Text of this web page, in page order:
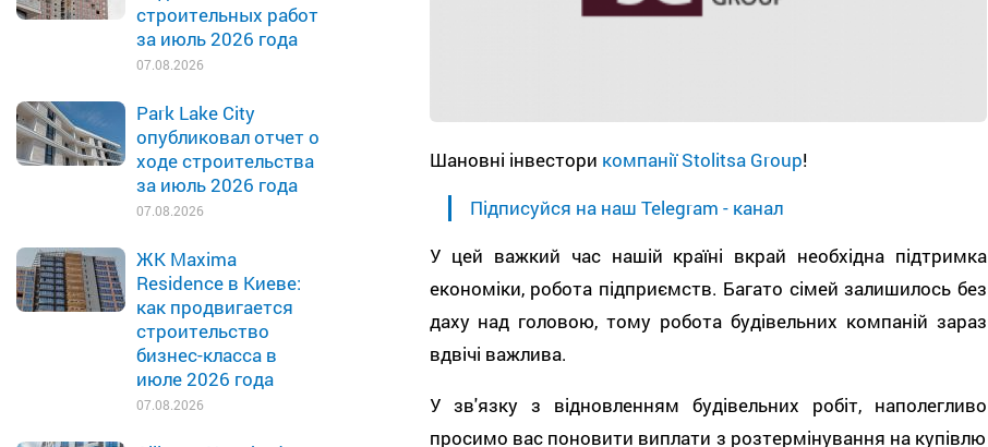
строительных работ
за июль 2026 года
07.08.2026
Park Lake City
опубликовал отчет о
ходе строительства
за июль 2026 года
07.08.2026
ЖК Maxima
Residence в Киеве:
как продвигается
строительство
бизнес-класса в
июле 2026 года
07.08.2026
Шановні інвестори компанії Stolitsa Group!
Підписуйся на наш Telegram - канал
У цей важкий час нашій країні вкрай необхідна підтримка
економіки, робота підприємств. Багато сімей залишилось без
даху над головою, тому робота будівельних компаній зараз
вдвічі важлива.
У зв'язку з відновленням будівельних робіт, наполегливо
просимо вас поновити виплати з розтермінування на купівлю